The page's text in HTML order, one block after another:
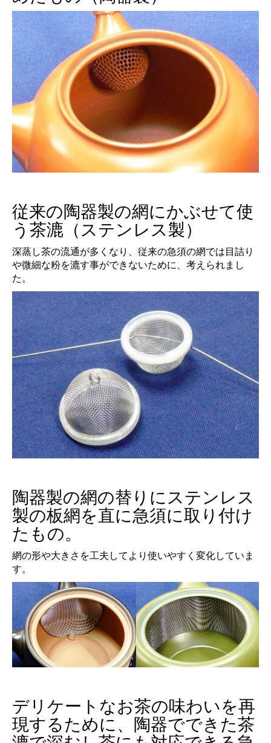
従来の陶器製の網にかぶせて使
う茶漉（ステンレス製）
深蒸し茶の流通が多くなり、従来の急須の網では目詰り
や微細な粉を漉す事ができないために、考えられまし
た。
陶器製の網の替りにステンレス
製の板網を直に急須に取り付け
たもの。
網の形や大きさを工夫してより使いやすく変化していま
す。
デリケートなお茶の味わいを再
現するために、陶器でできた茶